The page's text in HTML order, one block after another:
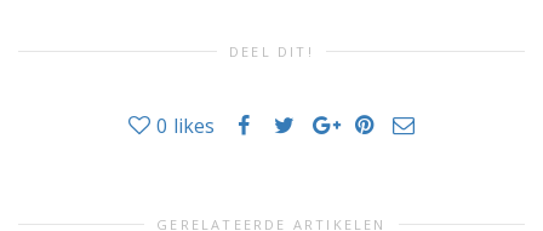
DEEL DIT!
0 likes
GERELATEERDE ARTIKELEN